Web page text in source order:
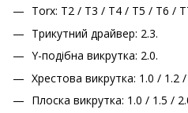
Torx: T2 / T3 / T4 / T5 / T6 /
Трикутний драйвер: 2.3.
Y-подібна викрутка: 2.0.
Хрестова викрутка: 1.0 / 1.2
Плоска викрутка: 1.0 / 1.5 /